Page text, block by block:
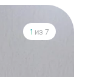
1 из 7